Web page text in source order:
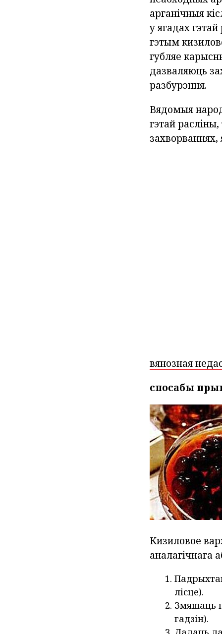
арганічныя
у ягадах
гэтым
губляе
дазваляюць
разбурэння.
Вядомыя
гэтай
вянозная
спосабы
Кизиловое
лісце).
Змяшаць
гадзін).